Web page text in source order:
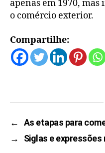
apenas em 1970,
o comércio exterior.
Compartilhe:
←
As etapas para
→
Siglas e expressões